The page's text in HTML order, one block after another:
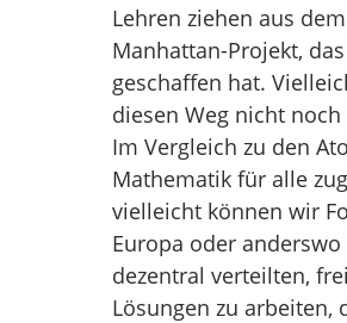
Lehren ziehen aus
Manhattan-Projekt,
geschaffen hat.
diesen Weg nicht
Im Vergleich zu den
Mathematik für alle
vielleicht können wir
Europa oder
dezentral verteilten,
Lösungen zu arbeiten,